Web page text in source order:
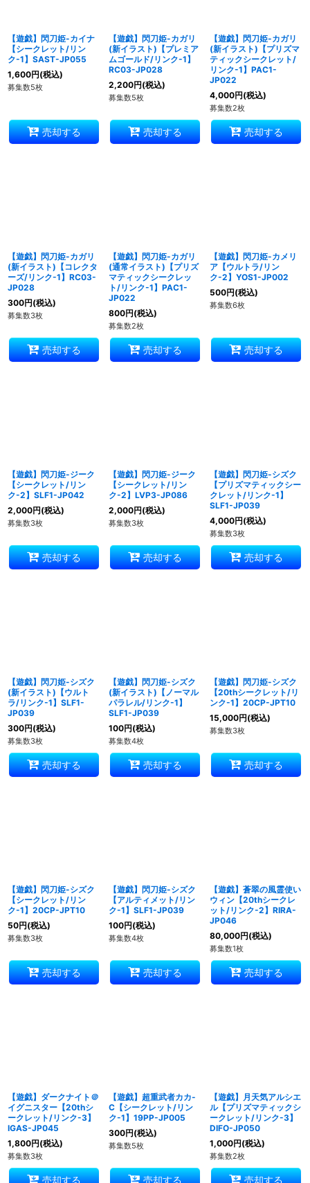
【遊戯】閃刀姫-カイナ
【シークレット/リン
ク-1】SAST-JP055
1,600円(税込)
募集数5枚
売却する
【遊戯】閃刀姫-カガリ
(新イラスト)【プレミア
ムゴールド/リンク-1】
RC03-JP028
2,200円(税込)
募集数5枚
売却する
【遊戯】閃刀姫-カガリ
(新イラスト)【プリズマ
ティックシークレット/
リンク-1】PAC1-
JP022
4,000円(税込)
募集数2枚
売却する
【遊戯】閃刀姫-カガリ
(新イラスト)【コレクタ
ーズ/リンク-1】RC03-
JP028
300円(税込)
募集数3枚
売却する
【遊戯】閃刀姫-カガリ
(通常イラスト)【プリズ
マティックシークレッ
ト/リンク-1】PAC1-
JP022
800円(税込)
募集数2枚
売却する
【遊戯】閃刀姫-カメリ
ア【ウルトラ/リン
ク-2】YOS1-JP002
500円(税込)
募集数6枚
売却する
【遊戯】閃刀姫-ジーク
【シークレット/リン
ク-2】SLF1-JP042
2,000円(税込)
募集数3枚
売却する
【遊戯】閃刀姫-ジーク
【シークレット/リン
ク-2】LVP3-JP086
2,000円(税込)
募集数3枚
売却する
【遊戯】閃刀姫-シズク
【プリズマティックシー
クレット/リンク-1】
SLF1-JP039
4,000円(税込)
募集数3枚
売却する
【遊戯】閃刀姫-シズク
(新イラスト)【ウルト
ラ/リンク-1】SLF1-
JP039
300円(税込)
募集数3枚
売却する
【遊戯】閃刀姫-シズク
(新イラスト)【ノーマル
パラレル/リンク-1】
SLF1-JP039
100円(税込)
募集数4枚
売却する
【遊戯】閃刀姫-シズク
【20thシークレット/リ
ンク-1】20CP-JPT10
15,000円(税込)
募集数3枚
売却する
【遊戯】閃刀姫-シズク
【シークレット/リン
ク-1】20CP-JPT10
50円(税込)
募集数3枚
売却する
【遊戯】閃刀姫-シズク
【アルティメット/リン
ク-1】SLF1-JP039
100円(税込)
募集数4枚
売却する
【遊戯】蒼翠の風霊使い
ウィン【20thシークレ
ット/リンク-2】RIRA-
JP046
80,000円(税込)
募集数1枚
売却する
【遊戯】ダークナイト＠
イグニスター【20thシ
ークレット/リンク-3】
IGAS-JP045
1,800円(税込)
募集数3枚
売却する
【遊戯】超重武者カカ-
C【シークレット/リン
ク-1】19PP-JP005
300円(税込)
募集数5枚
売却する
【遊戯】月天気アルシエ
ル【プリズマティックシ
ークレット/リンク-3】
DIFO-JP050
1,000円(税込)
募集数2枚
売却する